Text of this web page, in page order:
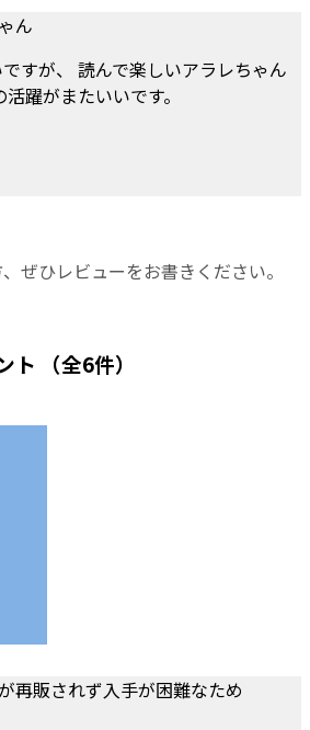
ん
すが、 読んで楽しいアラレちゃん
躍がまたいいです。
ぜひレビューをお書きください。
ト （全6件）
再販されず入手が困難なため